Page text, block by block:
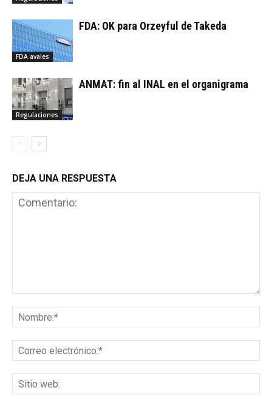
FDA avales
FDA: OK para Orzeyful de Takeda
Regulaciones
ANMAT: fin al INAL en el organigrama
DEJA UNA RESPUESTA